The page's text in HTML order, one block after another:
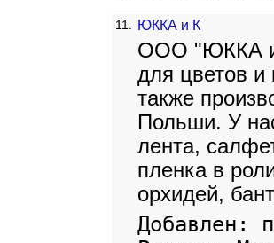
11. ЮККА и К
ООО "ЮККА и
для цветов и
также
Польши. У
лента,
пленка в
орхидей,
Добавлен: